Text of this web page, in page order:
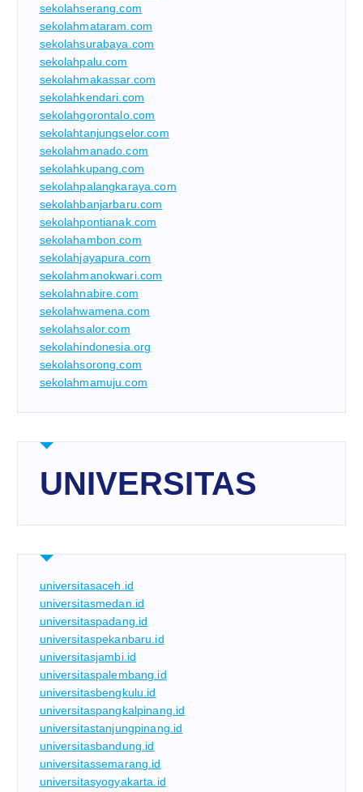
sekolahserang.com
sekolahmataram.com
sekolahsurabaya.com
sekolahpalu.com
sekolahmakassar.com
sekolahkendari.com
sekolahgorontalo.com
sekolahtanjungselor.com
sekolahmanado.com
sekolahkupang.com
sekolahpalangkaraya.com
sekolahbanjarbaru.com
sekolahpontianak.com
sekolahambon.com
sekolahjayapura.com
sekolahmanokwari.com
sekolahnabire.com
sekolahwamena.com
sekolahsalor.com
sekolahindonesia.org
sekolahsorong.com
sekolahmamuju.com
UNIVERSITAS
universitasaceh.id
universitasmedan.id
universitaspadang.id
universitaspekanbaru.id
universitasjambi.id
universitaspalembang.id
universitasbengkulu.id
universitaspangkalpinang.id
universitastanjungpinang.id
universitasbandung.id
universitassemarang.id
universitasyogyakarta.id